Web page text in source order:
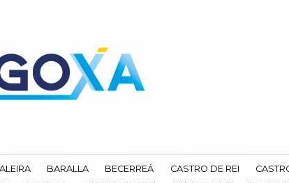
BARALLA BECERREÁ CASTRO DE REI